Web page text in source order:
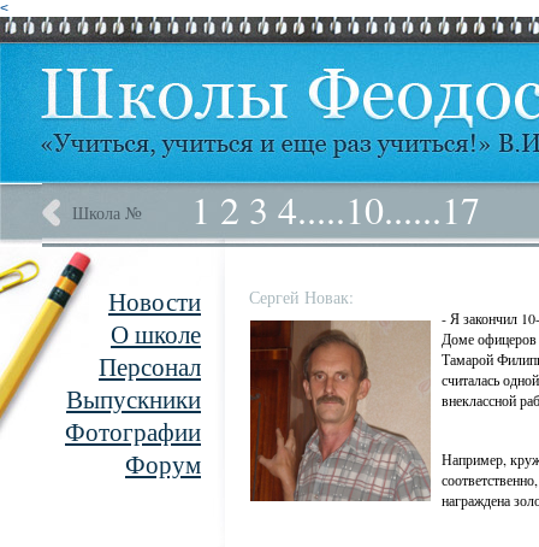
<
Школа № 1 2 3 4.....10......17
Новости
О школе
Персонал
Выпускники
Фотографии
Форум
Сергей Новак:
- Я закончил
Доме офицеров
Тамарой
считалась
внеклассной
Например,
награждена